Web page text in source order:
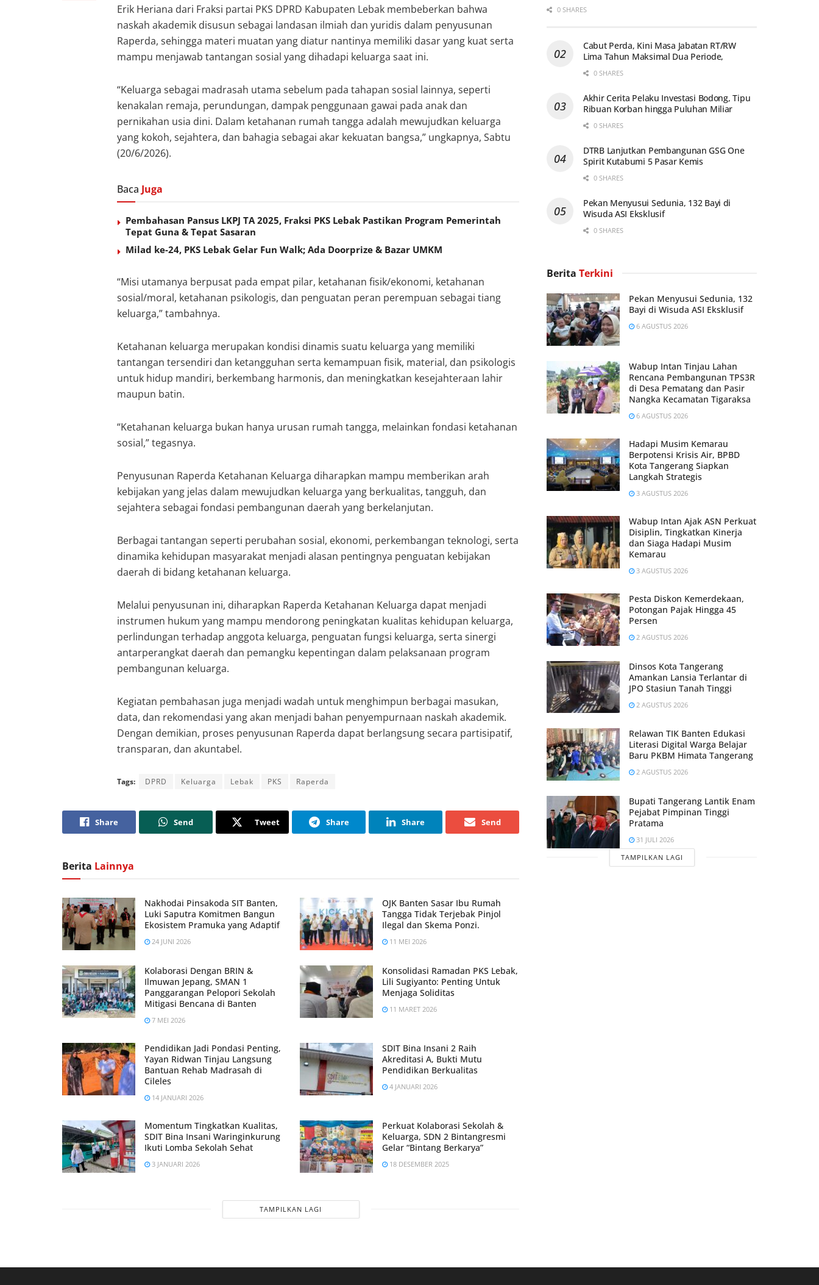
Erik Heriana dari Fraksi partai PKS DPRD Kabupaten Lebak membeberkan bahwa
naskah akademik disusun sebagai landasan ilmiah dan yuridis dalam penyusunan
Raperda, sehingga materi muatan yang diatur nantinya memiliki dasar yang kuat serta
mampu menjawab tantangan sosial yang dihadapi keluarga saat ini.
“Keluarga sebagai madrasah utama sebelum pada tahapan sosial lainnya, seperti
kenakalan remaja, perundungan, dampak penggunaan gawai pada anak dan
pernikahan usia dini. Dalam ketahanan rumah tangga adalah mewujudkan keluarga
yang kokoh, sejahtera, dan bahagia sebagai akar kekuatan bangsa,” ungkapnya, Sabtu
(20/6/2026).
Baca Juga
Pembahasan Pansus LKPJ TA 2025, Fraksi PKS Lebak Pastikan Program Pemerintah
Tepat Guna & Tepat Sasaran
Milad ke-24, PKS Lebak Gelar Fun Walk; Ada Doorprize & Bazar UMKM
“Misi utamanya berpusat pada empat pilar, ketahanan fisik/ekonomi, ketahanan
sosial/moral, ketahanan psikologis, dan penguatan peran perempuan sebagai tiang
keluarga,” tambahnya.
Ketahanan keluarga merupakan kondisi dinamis suatu keluarga yang memiliki
tantangan tersendiri dan ketangguhan serta kemampuan fisik, material, dan psikologis
untuk hidup mandiri, berkembang harmonis, dan meningkatkan kesejahteraan lahir
maupun batin.
“Ketahanan keluarga bukan hanya urusan rumah tangga, melainkan fondasi ketahanan
sosial,” tegasnya.
Penyusunan Raperda Ketahanan Keluarga diharapkan mampu memberikan arah
kebijakan yang jelas dalam mewujudkan keluarga yang berkualitas, tangguh, dan
sejahtera sebagai fondasi pembangunan daerah yang berkelanjutan.
Berbagai tantangan seperti perubahan sosial, ekonomi, perkembangan teknologi, serta
dinamika kehidupan masyarakat menjadi alasan pentingnya penguatan kebijakan
daerah di bidang ketahanan keluarga.
Melalui penyusunan ini, diharapkan Raperda Ketahanan Keluarga dapat menjadi
instrumen hukum yang mampu mendorong peningkatan kualitas kehidupan keluarga,
perlindungan terhadap anggota keluarga, penguatan fungsi keluarga, serta sinergi
antarperangkat daerah dan pemangku kepentingan dalam pelaksanaan program
pembangunan keluarga.
Kegiatan pembahasan juga menjadi wadah untuk menghimpun berbagai masukan,
data, dan rekomendasi yang akan menjadi bahan penyempurnaan naskah akademik.
Dengan demikian, proses penyusunan Raperda dapat berlangsung secara partisipatif,
transparan, dan akuntabel.
Tags: DPRD Keluarga Lebak PKS Raperda
Share Send Tweet Share Share Send
Berita Lainnya
Nakhodai Pinsakoda SIT Banten,
Luki Saputra Komitmen Bangun
Ekosistem Pramuka yang Adaptif
24 JUNI 2026
OJK Banten Sasar Ibu Rumah
Tangga Tidak Terjebak Pinjol
Ilegal dan Skema Ponzi.
11 MEI 2026
Kolaborasi Dengan BRIN &
Ilmuwan Jepang, SMAN 1
Panggarangan Pelopori Sekolah
Mitigasi Bencana di Banten
7 MEI 2026
Konsolidasi Ramadan PKS Lebak,
Lili Sugiyanto: Penting Untuk
Menjaga Soliditas
11 MARET 2026
Pendidikan Jadi Pondasi Penting,
Yayan Ridwan Tinjau Langsung
Bantuan Rehab Madrasah di
Cileles
14 JANUARI 2026
SDIT Bina Insani 2 Raih
Akreditasi A, Bukti Mutu
Pendidikan Berkualitas
4 JANUARI 2026
Momentum Tingkatkan Kualitas,
SDIT Bina Insani Waringinkurung
Ikuti Lomba Sekolah Sehat
3 JANUARI 2026
Perkuat Kolaborasi Sekolah &
Keluarga, SDN 2 Bintangresmi
Gelar “Bintang Berkarya”
18 DESEMBER 2025
TAMPILKAN LAGI
0 SHARES
Cabut Perda, Kini Masa Jabatan RT/RW
Lima Tahun Maksimal Dua Periode,
0 SHARES
Akhir Cerita Pelaku Investasi Bodong, Tipu
Ribuan Korban hingga Puluhan Miliar
0 SHARES
DTRB Lanjutkan Pembangunan GSG One
Spirit Kutabumi 5 Pasar Kemis
0 SHARES
Pekan Menyusui Sedunia, 132 Bayi di
Wisuda ASI Eksklusif
0 SHARES
Berita Terkini
Pekan Menyusui Sedunia, 132
Bayi di Wisuda ASI Eksklusif
6 AGUSTUS 2026
Wabup Intan Tinjau Lahan
Rencana Pembangunan TPS3R
di Desa Pematang dan Pasir
Nangka Kecamatan Tigaraksa
6 AGUSTUS 2026
Hadapi Musim Kemarau
Berpotensi Krisis Air, BPBD
Kota Tangerang Siapkan
Langkah Strategis
3 AGUSTUS 2026
Wabup Intan Ajak ASN Perkuat
Disiplin, Tingkatkan Kinerja
dan Siaga Hadapi Musim
Kemarau
3 AGUSTUS 2026
Pesta Diskon Kemerdekaan,
Potongan Pajak Hingga 45
Persen
2 AGUSTUS 2026
Dinsos Kota Tangerang
Amankan Lansia Terlantar di
JPO Stasiun Tanah Tinggi
2 AGUSTUS 2026
Relawan TIK Banten Edukasi
Literasi Digital Warga Belajar
Baru PKBM Himata Tangerang
2 AGUSTUS 2026
Bupati Tangerang Lantik Enam
Pejabat Pimpinan Tinggi
Pratama
31 JULI 2026
TAMPILKAN LAGI